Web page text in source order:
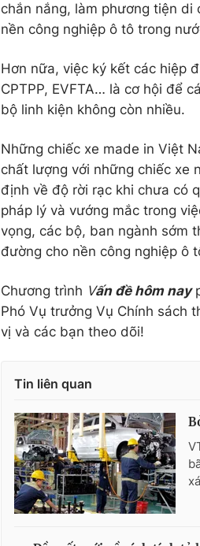
chắn nắng, làm phương tiện
nền công nghiệp ô tô trong
Hơn nữa, việc ký kết các hiệp
CPTPP, EVFTA… là cơ hội để
bộ linh kiện không còn nhiều.
Những chiếc xe made in Việt
chất lượng với những chiếc xe
định về độ rời rạc khi chưa có
pháp lý và vướng mắc trong
vọng, các bộ, ban ngành sớm
đường cho nền công nghiệp ô
Chương trình Vấn đề hôm nay
Phó Vụ trưởng Vụ Chính sách
vị và các bạn theo dõi!
Tin liên quan